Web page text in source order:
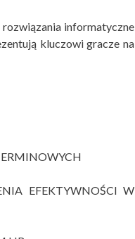
informatyczne
kluczowi gracze na
EFEKTYWNOŚCI W